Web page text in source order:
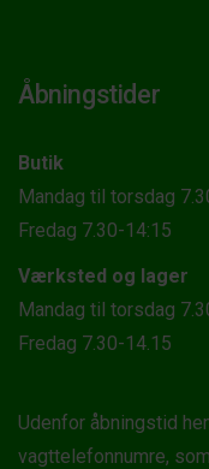
Åbningstider
Butik
Mandag til torsdag
Fredag 7.30-14:15
Værksted og lager
Mandag til torsdag
Fredag 7.30-14.15
Udenfor åbningstid
vagttelefonnumre,